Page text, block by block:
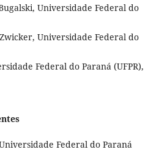
Universidade Federal do
Universidade Federal do
Federal do Paraná (UFPR),
Federal do Paraná